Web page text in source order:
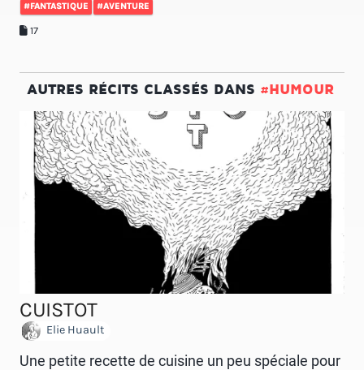
#FANTASTIQUE #AVENTURE
17
AUTRES RÉCITS CLASSÉS DANS #HUMOUR
CUISTOT
Elie Huault
Une petite recette de cuisine un peu spéciale pour